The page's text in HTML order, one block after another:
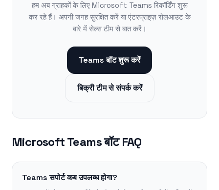
हम अब ग्राहकों के लिए Microsoft Teams रिकॉर्डिंग शुरू
कर रहे हैं। अपनी जगह सुरक्षित करें या एंटरप्राइज़ रोलआउट के
बारे में सेल्स टीम से बात करें।
Teams बॉट शुरू करें
बिक्री टीम से संपर्क करें
Microsoft Teams बॉट FAQ
Teams सपोर्ट कब उपलब्ध होगा?